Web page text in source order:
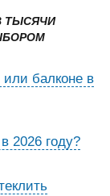
ТЫСЯЧИ
балконе в
2026 году?